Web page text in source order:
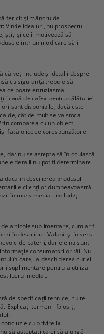
fericit și mândru de
Vinde idealuri, nu prospectul
știți și ce îi motivează să
intr-un mod care să-i
că veți include și detalii despre
cu siguranță trebuie să
ce poate entuziasma
"cană de cafea pentru călătorie"
sunt disponibile, dacă este
cât de mult se va stoca
comparea cu un obiect
facă o ideee corespunzătore
dar nu se aștepta să înlocuiască
detalii nu pot fi determinate
dacă în descrierea produsul
clienților dumneavoastră.
în mass-media - includeți
articole suplimentare, cum ar fi
în descriere. Valabil și în sens
de baterii, dar ele nu sunt
consumatorilor tăi. Nu
în care, la deschiderea cutiei
suplimentare pentru a utiliza
lucru imediat.
de specificații tehnice, nu te
Explicați termenii folosiți,
cu privire la
să așteptați ca ei să ajungă